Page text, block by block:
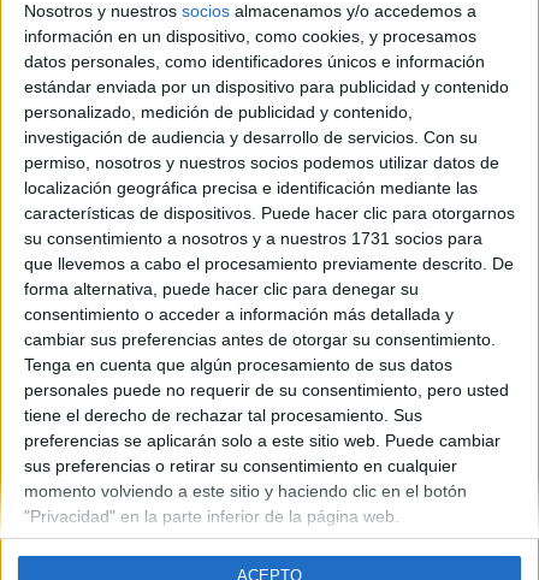
Nosotros y nuestros socios almacenamos y/o accedemos a
información en un dispositivo, como cookies, y procesamos
datos personales, como identificadores únicos e información
estándar enviada por un dispositivo para publicidad y contenido
personalizado, medición de publicidad y contenido,
investigación de audiencia y desarrollo de servicios. Con su
permiso, nosotros y nuestros socios podemos utilizar datos de
localización geográfica precisa e identificación mediante las
características de dispositivos. Puede hacer clic para otorgarnos
su consentimiento a nosotros y a nuestros 1731 socios para
que llevemos a cabo el procesamiento previamente descrito. De
forma alternativa, puede hacer clic para denegar su
consentimiento o acceder a información más detallada y
cambiar sus preferencias antes de otorgar su consentimiento.
Tenga en cuenta que algún procesamiento de sus datos
personales puede no requerir de su consentimiento, pero usted
tiene el derecho de rechazar tal procesamiento. Sus
preferencias se aplicarán solo a este sitio web. Puede cambiar
sus preferencias o retirar su consentimiento en cualquier
momento volviendo a este sitio y haciendo clic en el botón
"Privacidad" en la parte inferior de la página web.
ACEPTO
Comunidad:
Cataluña
Año del examen:
2013
Mes de examen:
Septiembre
Asignatura:
Latin II
Fichero Examen:
ex-men-selectividad-latin-ii-catalu-2013-septiembre.pdf
Quiénes somos| Contactar| Anúnciate
Aviso legal|Politica de privacidad|Condiciones generales
de cookies
© 2003-2026Compás Mediterráneo S.L.- Diego de León 47 - 28006
Madrid [ESPAÑA] - Tel. +34 91 593 2767